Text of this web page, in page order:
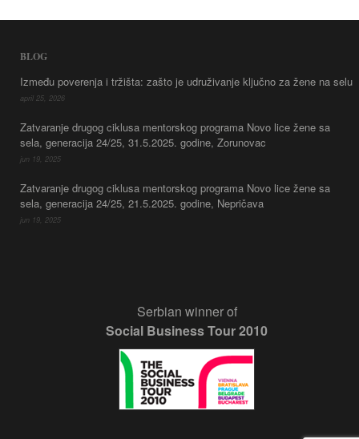
BLOG
Između poverenja i tržišta: zašto je udruživanje ključno za žene na selu
april 25, 2026
Zatvaranje drugog ciklusa mentorskog programa Novo lice žene sa
sela, generacija 24/25, 31.5.2025. godine, Zorunovac
jun 19, 2025
Zatvaranje drugog ciklusa mentorskog programa Novo lice žene sa
sela, generacija 24/25, 21.5.2025. godine, Nepričava
jun 19, 2025
Serbian winner of
Social Business Tour 2010